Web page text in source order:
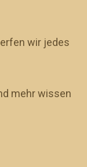
wir jedes
mehr wissen